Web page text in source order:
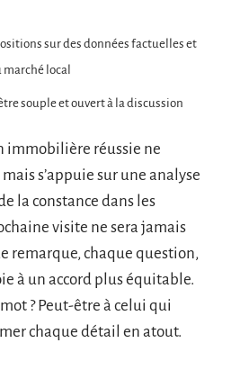
sur des données factuelles et
local
souple et ouvert à la discussion
immobilière réussie ne
s’appuie sur une analyse
la constance dans les
visite ne sera jamais
remarque, chaque question,
à un accord plus équitable.
? Peut-être à celui qui
chaque détail en atout.